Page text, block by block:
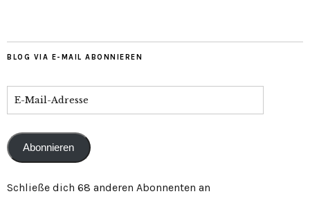
BLOG VIA E-MAIL ABONNIEREN
Abonnieren
Schließe dich 68 anderen Abonnenten an